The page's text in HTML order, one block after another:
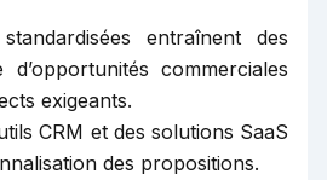
entraînent des
commerciales
exigeants.
CRM et des solutions SaaS
des propositions.